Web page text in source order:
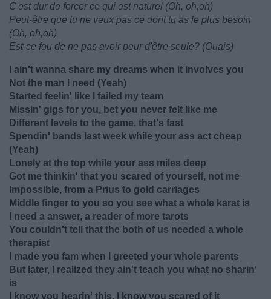
C'est dur de forcer ce qui est naturel (Oh, oh,oh)
Peut-être que tu ne veux pas ce dont tu as le plus besoin
(Oh, oh,oh)
Est-ce fou de ne pas avoir peur d'être seule? (Ouais)
I ain't wanna share my dreams when it involves you
Not the man I need (Yeah)
Started feelin' like I failed my team
Missin' gigs for you, bet you never felt like me
Different levels to the game, that's fast
Spendin' bands last week while your ass act cheap
(Yeah)
Lonely at the top while your ass miles deep
Got me thinkin' that you scared of yourself, not me
Impossible, from a Prius to gold carriages
Middle finger to you so you see what a whole karat is
I need a answer, a reader of more tarots
You couldn't tell that the both of us needed a whole
therapist
I made you fam when I greeted your whole parents
But later, I realized they ain't teach you what no sharin'
is
I know you hearin' this, I know you scared of it